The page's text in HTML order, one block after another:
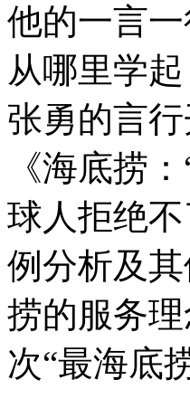
他的一言
从哪里学
张勇的言行
《海底捞
球人拒绝
例分析及
捞的服务
次“最海底